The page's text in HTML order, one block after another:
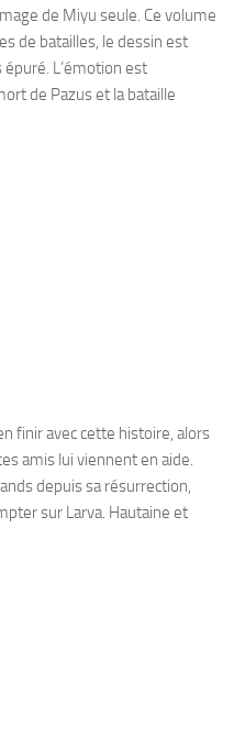
de Miyu seule. Ce volume
de batailles, le dessin est
L’émotion est
de Pazus et la bataille
finir avec cette histoire, alors
amis lui viennent en aide.
depuis sa résurrection,
sur Larva. Hautaine et